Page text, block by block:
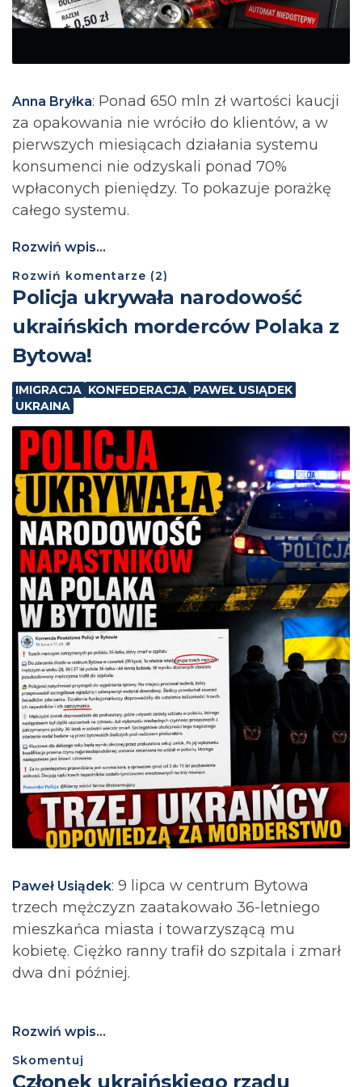
Anna Bryłka: Ponad 650 mln zł wartości kaucji
za opakowania nie wróciło do klientów, a w
pierwszych miesiącach działania systemu
konsumenci nie odzyskali ponad 70%
wpłaconych pieniędzy. To pokazuje porażkę
całego systemu.
Rozwiń wpis...
Rozwiń komentarze (2)
Policja ukrywała narodowość
ukraińskich morderców Polaka z
Bytowa!
IMIGRACJA KONFEDERACJA PAWEŁ USIĄDEK
UKRAINA
Paweł Usiądek: 9 lipca w centrum Bytowa
trzech mężczyzn zaatakowało 36-letniego
mieszkańca miasta i towarzyszącą mu
kobietę. Ciężko ranny trafił do szpitala i zmarł
dwa dni później.
Rozwiń wpis...
Skomentuj
Członek ukraińskiego rządu